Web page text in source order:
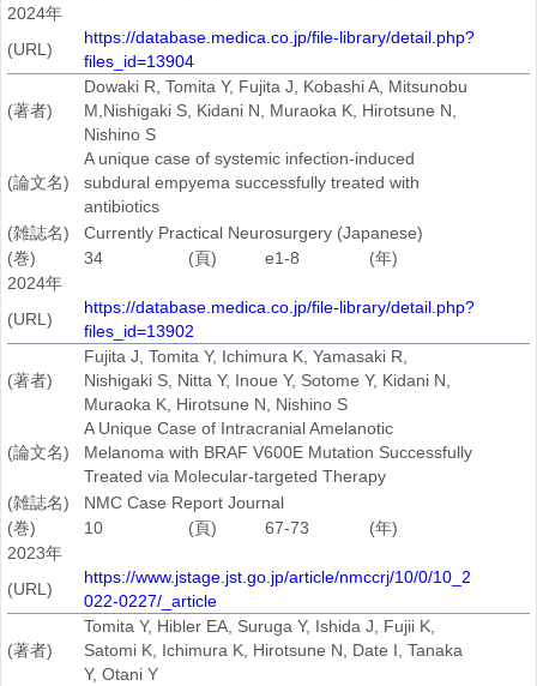
2024年
(URL)
https://database.medica.co.jp/file-library/detail.php?
files_id=13904
(著者)
Dowaki R, Tomita Y, Fujita J, Kobashi A, Mitsunobu
M,Nishigaki S, Kidani N, Muraoka K, Hirotsune N,
Nishino S
(論文名)
A unique case of systemic infection-induced
subdural empyema successfully treated with
antibiotics
(雑誌名)
Currently Practical Neurosurgery (Japanese)
(巻)
34 (頁) e1-8
(年)
2024年
(URL)
https://database.medica.co.jp/file-library/detail.php?
files_id=13902
(著者)
Fujita J, Tomita Y, Ichimura K, Yamasaki R,
Nishigaki S, Nitta Y, Inoue Y, Sotome Y, Kidani N,
Muraoka K, Hirotsune N, Nishino S
(論文名)
A Unique Case of Intracranial Amelanotic
Melanoma with BRAF V600E Mutation Successfully
Treated via Molecular-targeted Therapy
(雑誌名)
NMC Case Report Journal
(巻)
10 (頁) 67-73
(年)
2023年
(URL)
https://www.jstage.jst.go.jp/article/nmccrj/10/0/10_2
022-0227/_article
(著者)
Tomita Y, Hibler EA, Suruga Y, Ishida J, Fujii K,
Satomi K, Ichimura K, Hirotsune N, Date I, Tanaka
Y, Otani Y